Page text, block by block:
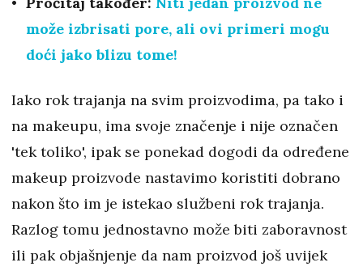
može izbrisati pore, ali ovi primeri mogu
doći jako blizu tome!
Iako rok trajanja na svim proizvodima, pa tako i
na makeupu, ima svoje značenje i nije označen
'tek toliko', ipak se ponekad dogodi da određene
makeup proizvode nastavimo koristiti dobrano
nakon što im je istekao službeni rok trajanja.
Razlog tomu jednostavno može biti zaboravnost
ili pak objašnjenje da nam proizvod još uvijek